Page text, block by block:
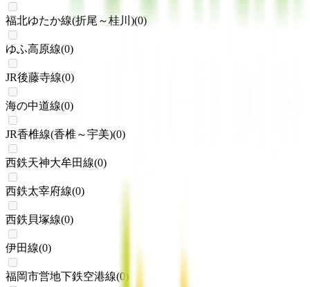
福北ゆたか線(折尾～桂川)(0)
ゆふ高原線(0)
JR後藤寺線(0)
海の中道線(0)
JR香椎線(香椎～宇美)(0)
西鉄天神大牟田線(0)
西鉄太宰府線(0)
西鉄貝塚線(0)
伊田線(0)
福岡市営地下鉄空港線(0 )